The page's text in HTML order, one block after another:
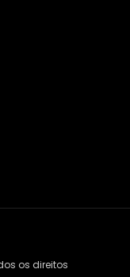
os direitos